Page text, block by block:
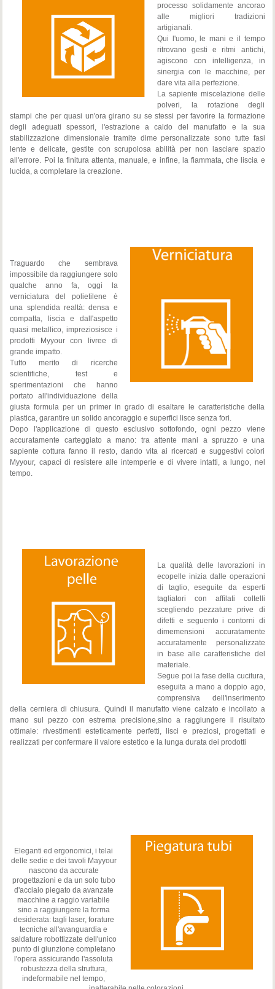
processo solidamente ancorao
alle migliori tradizioni
artigianali.
Qui l'uomo, le mani e il tempo
ritrovano gesti e ritmi antichi,
agiscono con intelligenza, in
sinergia con le macchine, per
dare vita alla perfezione.
La sapiente miscelazione delle
polveri, la rotazione degli
stampi che per quasi un'ora girano su se stessi per favorire la formazione
degli adeguati spessori, l'estrazione a caldo del manufatto e la sua
stabilizzazione dimensionale tramite dime personalizzate sono tutte fasi
lente e delicate, gestite con scrupolosa abilità per non lasciare spazio
all'errore. Poi la finitura attenta, manuale, e infine, la fiammata, che liscia e
lucida, a completare la creazione.
Traguardo che sembrava
impossibile da raggiungere solo
qualche anno fa, oggi la
verniciatura del polietilene è
una splendida realtà: densa e
compatta, liscia e dall'aspetto
quasi metallico, impreziosisce i
prodotti Myyour con livree di
grande impatto.
Tutto merito di ricerche
scientifiche, test e
sperimentazioni che hanno
portato all'individuazione della
giusta formula per un primer in grado di esaltare le caratteristiche della
plastica, garantire un solido ancoraggio e superfici lisce senza fori.
Dopo l'applicazione di questo esclusivo sottofondo, ogni pezzo viene
accuratamente carteggiato a mano: tra attente mani a spruzzo e una
sapiente cottura fanno il resto, dando vita ai ricercati e suggestivi colori
Myyour, capaci di resistere alle intemperie e di vivere intatti, a lungo, nel
tempo.
La qualità delle lavorazioni in
ecopelle inizia dalle operazioni
di taglio, eseguite da esperti
tagliatori con affilati coltelli
scegliendo pezzature prive di
difetti e seguento i contorni di
dimemensioni accuratamente
accuratamente personalizzate
in base alle caratteristiche del
materiale.
Segue poi la fase della cucitura,
eseguita a mano a doppio ago,
comprensiva dell'inserimento
della cerniera di chiusura. Quindi il manufatto viene calzato e incollato a
mano sul pezzo con estrema precisione,sino a raggiungere il risultato
ottimale: rivestimenti esteticamente perfetti, lisci e preziosi, progettati e
realizzati per confermare il valore estetico e la lunga durata dei prodotti
Eleganti ed ergonomici, i telai
delle sedie e dei tavoli Mayyour
nascono da accurate
progettazioni e da un solo tubo
d'acciaio piegato da avanzate
macchine a raggio variabile
sino a raggiungere la forma
desiderata: tagli laser, forature
tecniche all'avanguardia e
saldature robottizzate dell'unico
punto di giunzione completano
l'opera assicurando l'assoluta
robustezza della struttura,
indeformabile nel tempo,